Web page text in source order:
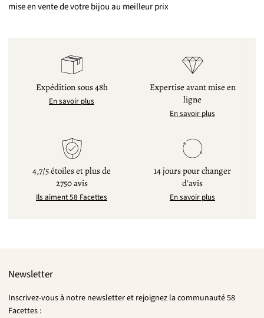
mise en vente de votre bijou au meilleur prix
Expédition sous 48h
En savoir plus
Expertise avant mise en
ligne
En savoir plus
4,7/5 étoiles et plus de
2750 avis
Ils aiment 58 Facettes
14 jours pour changer
d'avis
En savoir plus
Newsletter
Inscrivez-vous à notre newsletter et rejoignez la communauté 58
Facettes :